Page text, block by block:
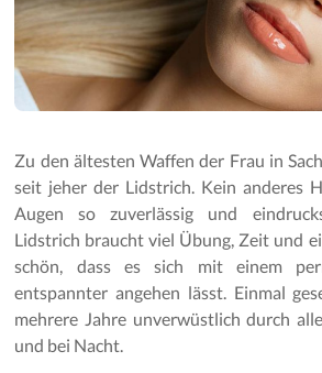
Zu den ältesten Waffen der Frau in
seit jeher der Lidstrich. Kein anderes
Augen so zuverlässig und
Lidstrich braucht viel Übung, Zeit und
schön, dass es sich mit einem
entspannter angehen lässt. Einmal
mehrere Jahre unverwüstlich durch
und bei Nacht.